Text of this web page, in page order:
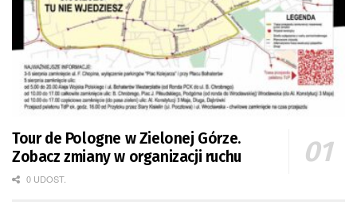
Tour de Pologne w Zielonej Górze.
Zobacz zmiany w organizacji ruchu
0 UDOST.